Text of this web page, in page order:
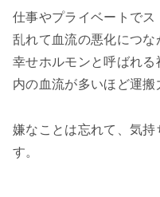
仕事やプライベートで
乱れて血流の悪化につな
幸せホルモンと呼ばれ
内の血流が多いほど運搬
嫌なことは忘れて、気
す。